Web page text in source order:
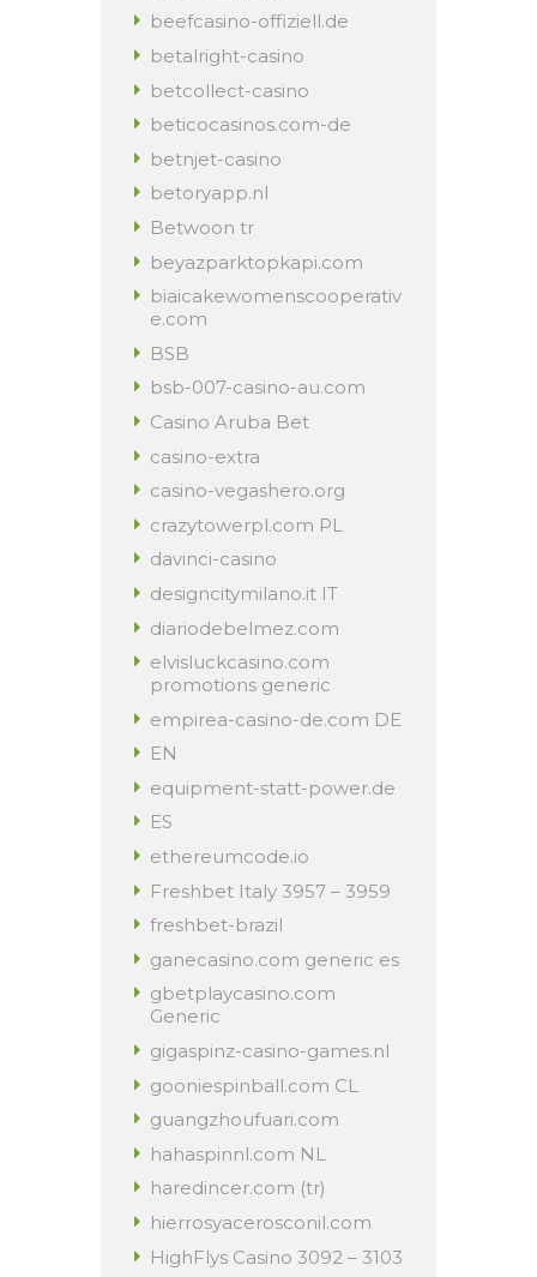
beefcasino-offiziell.de
betalright-casino
betcollect-casino
beticocasinos.com-de
betnjet-casino
betoryapp.nl
Betwoon tr
beyazparktopkapi.com
biaicakewomenscooperativ
e.com
BSB
bsb-007-casino-au.com
Casino Aruba Bet
casino-extra
casino-vegashero.org
crazytowerpl.com PL
davinci-casino
designcitymilano.it IT
diariodebelmez.com
elvisluckcasino.com
promotions generic
empirea-casino-de.com DE
EN
equipment-statt-power.de
ES
ethereumcode.io
Freshbet Italy 3957 – 3959
freshbet-brazil
ganecasino.com generic es
gbetplaycasino.com
Generic
gigaspinz-casino-games.nl
gooniespinball.com CL
guangzhoufuari.com
hahaspinnl.com NL
haredincer.com (tr)
hierrosyacerosconil.com
HighFlys Casino 3092 – 3103